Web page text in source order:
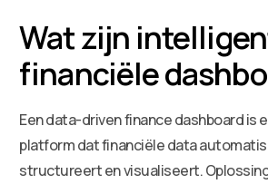
Wat zijn
financiële
Een data-driven finance dashboard is
platform dat financiële data
structureert en visualiseert.